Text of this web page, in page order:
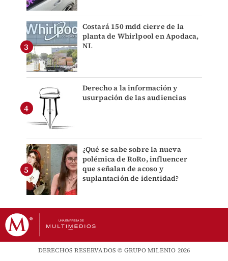
Costará 150 mdd cierre de la
planta de Whirlpool en Apodaca,
NL
Derecho a la información y
usurpación de las audiencias
¿Qué se sabe sobre la nueva
polémica de RoRo, influencer
que señalan de acoso y
suplantación de identidad?
DERECHOS RESERVADOS © GRUPO MILENIO 2026